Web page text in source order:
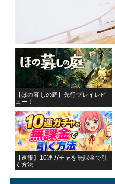
【ほの暮しの庭】先行プレイレビ
ュー！
【速報】10連ガチャを無課金で引
く方法